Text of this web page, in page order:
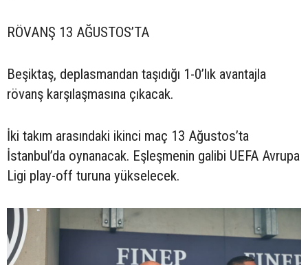
RÖVANŞ 13 AĞUSTOS’TA
Beşiktaş, deplasmandan taşıdığı 1-0’lık avantajla
rövanş karşılaşmasına çıkacak.
İki takım arasındaki ikinci maç 13 Ağustos’ta
İstanbul’da oynanacak. Eşleşmenin galibi UEFA Avrupa
Ligi play-off turuna yükselecek.